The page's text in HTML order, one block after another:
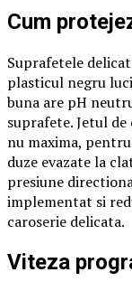
Cum
Suprafetele
plasticul negru
buna are pH
suprafete. Jetul
nu maxima,
duze evazate la
presiune
implementat si
caroserie delicata.
Viteza